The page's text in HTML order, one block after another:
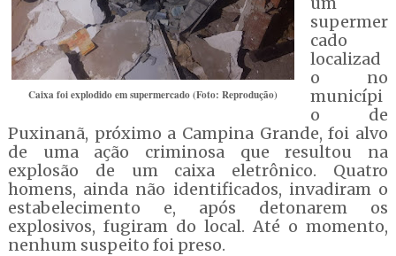
Caixa foi explodido em supermercado (Foto: Reprodução)
supermer
cado
localizad
o no
municípi
o de
Puxinanã, próximo a Campina Grande, foi alvo
de uma ação criminosa que resultou na
explosão de um caixa eletrônico. Quatro
homens, ainda não identificados, invadiram o
estabelecimento e, após detonarem os
explosivos, fugiram do local. Até o momento,
nenhum suspeito foi preso.